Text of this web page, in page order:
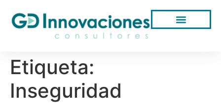
Etiqueta:
Inseguridad